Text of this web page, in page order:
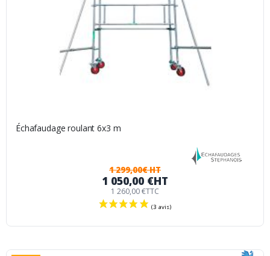
Échafaudage roulant 6x3 m
1 299,00€ HT
1 050,00 €HT
1 260,00 €TTC